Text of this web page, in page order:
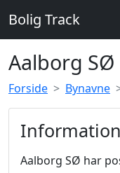
Bolig Track
Aalborg SØ
Forside Bynavne
Aalborg SØ har